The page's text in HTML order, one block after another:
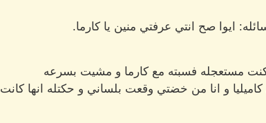
ايوا صح انتي عرفتي منين يا كارما.
كنت مستعجله فسبته مع كارما و مشيت بسرعه
و انا من خضتي وقعت بلساني و حكتله انها كانت